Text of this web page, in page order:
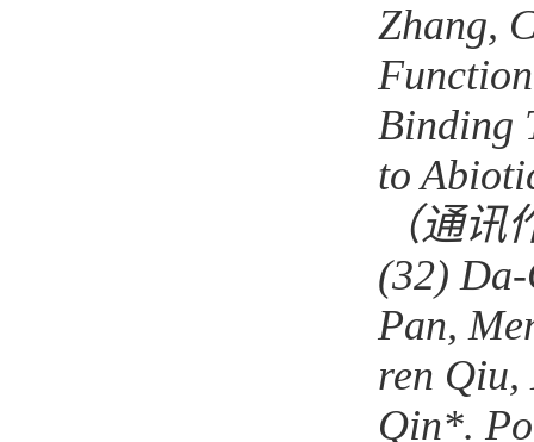
Zhang,
Binding
to
（通讯
(32)Da-
Pan,
ren Qiu,
Qin*.